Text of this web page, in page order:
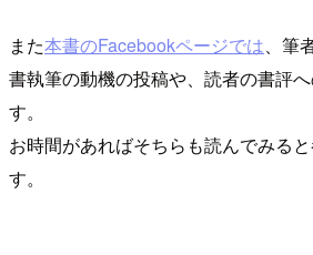
また本書のFacebookページでは、筆
書執筆の動機の投稿や、読者の書評
す。
お時間があればそちらも読んでみる
す。